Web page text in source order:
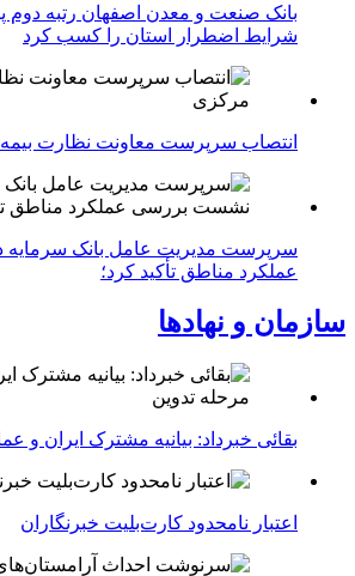
بانک صنعت و معدن اصفهان رتبه دوم
شرایط اضطرار استان را کسب کرد
انتصاب سرپرست معاونت نظارت
سرپرست مدیریت عامل بانک
عملکرد مناطق تأکید کرد؛
سازمان و نهادها
بقائی خبرداد: بیانیه مشترک ایران و
اعتبار نامحدود کارت‌بلیت خبرنگاران